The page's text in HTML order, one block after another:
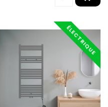
ÉLECTRIQUE